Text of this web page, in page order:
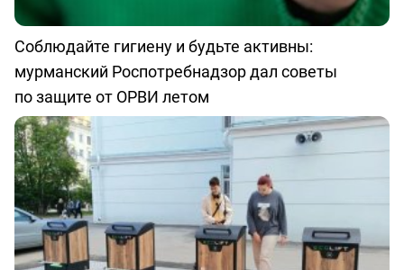
Соблюдайте гигиену и будьте активны:
мурманский Роспотребнадзор дал советы
по защите от ОРВИ летом